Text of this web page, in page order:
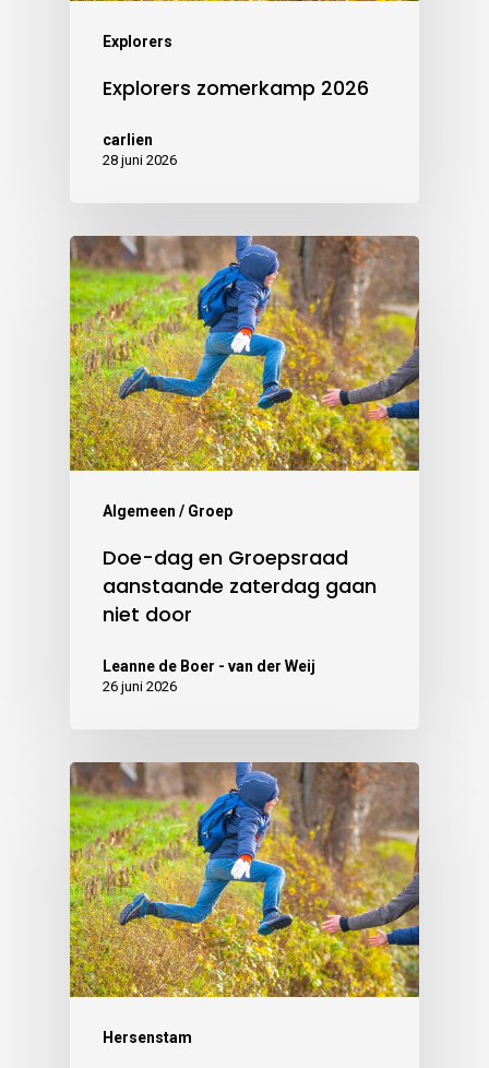
Explorers
Explorers zomerkamp 2026
carlien
28 juni 2026
Algemeen / Groep
Doe-dag en Groepsraad
aanstaande zaterdag gaan
niet door
Leanne de Boer - van der Weij
26 juni 2026
Hersenstam